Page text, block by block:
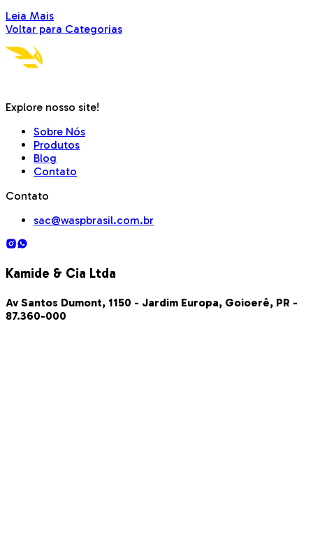
Leia Mais
Voltar para Categorias
Explore nosso site!
Sobre Nós
Produtos
Blog
Contato
Contato
sac@waspbrasil.com.br
Kamide & Cia Ltda
Av Santos Dumont, 1150 - Jardim Europa, Goioerê, PR -
87.360-000